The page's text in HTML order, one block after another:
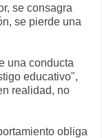
se consagra
se pierde una
una conducta
educativo",
realidad, no
obliga